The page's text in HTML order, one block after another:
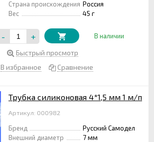
Страна происхождения Россия
Вес
45 г
- + В наличии
Быстрый просмотр
В избранное
Сравнение
Трубка силиконовая 4*1,5 мм 1 м/п
Артикул: 000982
Бренд
Русский Самодел
Внешний диаметр
7 мм